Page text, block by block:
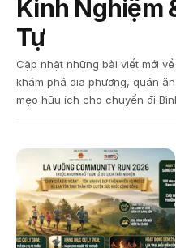
Kinh Nghiệm
Tự
Cập nhật những bài viết mới
khám phá địa phương, quán
mẹo hữu ích cho chuyến đi